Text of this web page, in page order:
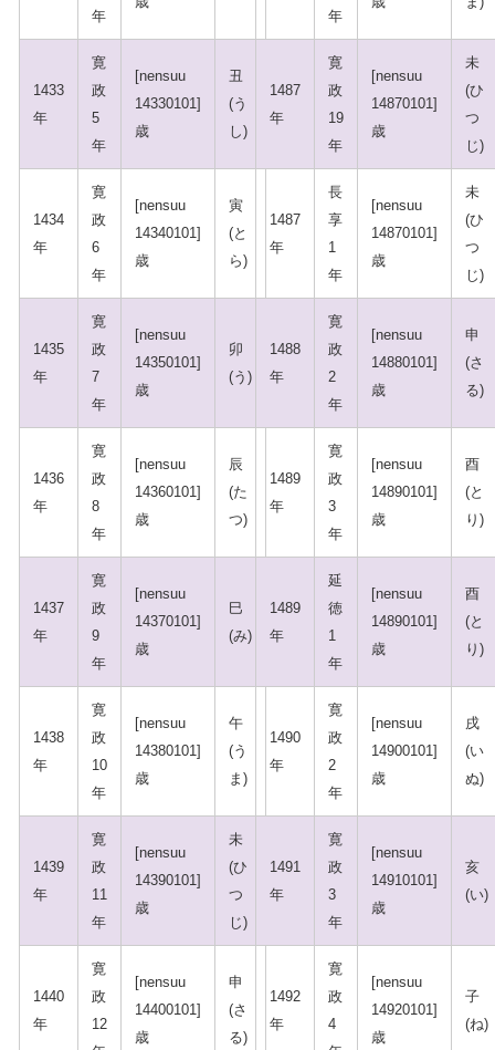
年
1433
年
寛
政
5
年
[nensuu
14330101]
歳
丑
(う
し)
1434
年
寛
政
6
年
[nensuu
14340101]
歳
寅
(と
ら)
1435
年
寛
政
7
年
[nensuu
14350101]
歳
卯
(う)
1436
年
寛
政
8
年
[nensuu
14360101]
歳
辰
(た
つ)
1437
年
寛
政
9
年
[nensuu
14370101]
歳
巳
(み)
1438
年
寛
政
10
年
[nensuu
14380101]
歳
午
(う
ま)
1439
年
寛
政
11
年
[nensuu
14390101]
歳
未
(ひ
つ
じ)
1440
年
寛
政
12
[nensuu
14400101]
歳
申
(さ
る)
年
1487
年
寛
政
19
年
[nensuu
14870101]
歳
未
(ひ
つ
じ)
1487
年
長
享
1
年
[nensuu
14870101]
歳
未
(ひ
つ
じ)
1488
年
寛
政
2
年
[nensuu
14880101]
歳
申
(さ
る)
1489
年
寛
政
3
年
[nensuu
14890101]
歳
酉
(と
り)
1489
年
延
徳
1
年
[nensuu
14890101]
歳
酉
(と
り)
1490
年
寛
政
2
年
[nensuu
14900101]
歳
戌
(い
ぬ)
1491
年
寛
政
3
年
[nensuu
14910101]
歳
亥
(い)
1492
年
寛
政
4
[nensuu
14920101]
歳
子
(ね)